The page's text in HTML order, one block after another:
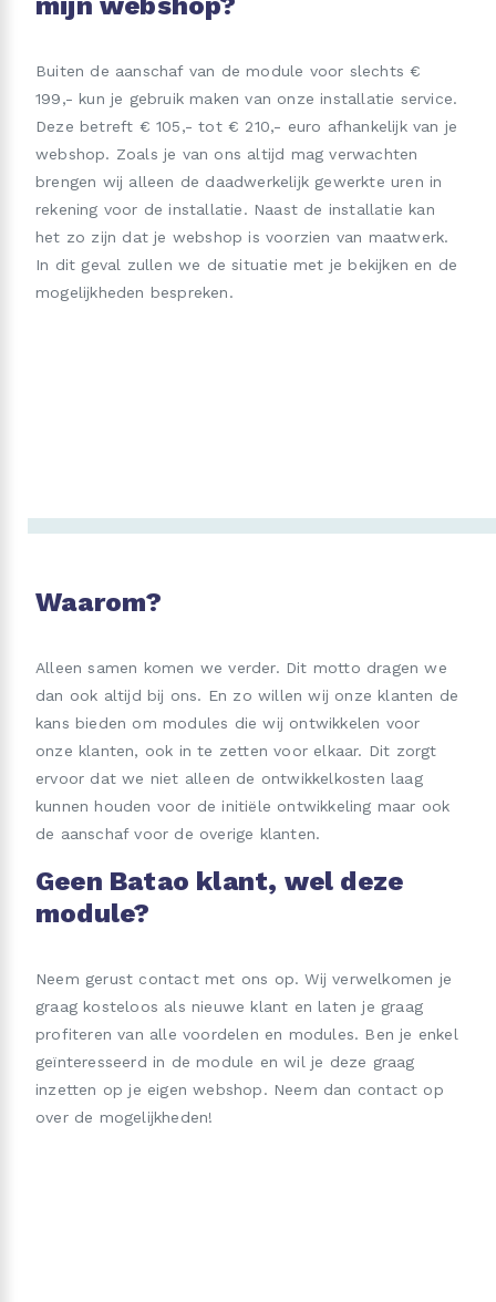
Buiten de aanschaf van de module voor slechts €
199,- kun je gebruik maken van onze installatie service.
Deze betreft € 105,- tot € 210,- euro afhankelijk van je
webshop. Zoals je van ons altijd mag verwachten
brengen wij alleen de daadwerkelijk gewerkte uren in
rekening voor de installatie. Naast de installatie kan
het zo zijn dat je webshop is voorzien van maatwerk.
In dit geval zullen we de situatie met je bekijken en de
mogelijkheden bespreken.
Waarom?
Alleen samen komen we verder. Dit motto dragen we
dan ook altijd bij ons. En zo willen wij onze klanten de
kans bieden om modules die wij ontwikkelen voor
onze klanten, ook in te zetten voor elkaar. Dit zorgt
ervoor dat we niet alleen de ontwikkelkosten laag
kunnen houden voor de initiële ontwikkeling maar ook
de aanschaf voor de overige klanten.
Geen Batao klant, wel deze
module?
Neem gerust contact met ons op. Wij verwelkomen je
graag kosteloos als nieuwe klant en laten je graag
profiteren van alle voordelen en modules. Ben je enkel
geïnteresseerd in de module en wil je deze graag
inzetten op je eigen webshop. Neem dan contact op
over de mogelijkheden!